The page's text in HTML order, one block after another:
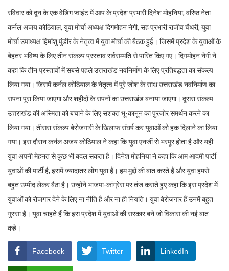
रविवार को दून के एक वेडिंग प्वाइंट में आप के प्रदेश प्रभारी दिनेश मोहनिया, वरिष्ठ नेता
कर्नल अजय कोठियाल, युवा मोर्चा अध्यक्ष दिगमोहन नेगी, सह प्रभारी राजीव चैधरी, युवा
मोर्चा उपाध्यक्ष हिमांशु पुंडीर के नेतृत्व में युवा मोर्चा की बैठक हुई। जिसमें प्रदेश के युवाओं के
बेहतर भविष्य के लिए तीन संकल्प प्रस्ताव सर्वसम्मति से पारित किए गए। दिगमोहन नेगी ने
कहा कि तीन प्रस्तावों में सबसे पहले उत्तराखंड नवनिर्माण के लिए प्रतिबद्धता का संकल्प
लिया गया। जिसमें कर्नल कोठियाल के नेतृत्व में पूरे जोश के साथ उत्तराखंड नवनिर्माण का
सपना पूरा किया जाएगा और शहीदों के सपनों का उत्तराखंड बनाया जाएगा। दूसरा संकल्प
उत्तराखंड की अस्मिता को बचाने के लिए सशक्त भू-कानून का पुरजोर समर्थन करने का
लिया गया। तीसरा संकल्प बेरोजगारी के खिलाफ संघर्ष कर युवाओं को हक दिलाने का लिया
गया। इस दौरान कर्नल अजय कोठियाल ने कहा कि युवा एनर्जी से भरपूर होता है और यही
युवा अपनी मेहनत से कुछ भी बदल सकता है। दिनेश मोहनिया ने कहा कि आम आदमी पार्टी
युवाओं की पार्टी है, इसमें ज्यादातर लोग युवा हैं। हम मुद्दों की बात करते हैं और युवा हमसे
बहुत उम्मीद लेकर बैठा है। उन्होंने भाजपा-कांग्रेस पर तंज कसते हुए कहा कि इस प्रदेश में
युवाओं को रोजगार देने के लिए ना नीति है और ना ही नियति। युवा बेरोजगार हैं उनमें बहुत
गुस्सा है। युवा चाहते हैं कि इस प्रदेश में युवाओं की सरकार बने जो विकास की नई बात
कहे।
Facebook Twitter LinkedIn